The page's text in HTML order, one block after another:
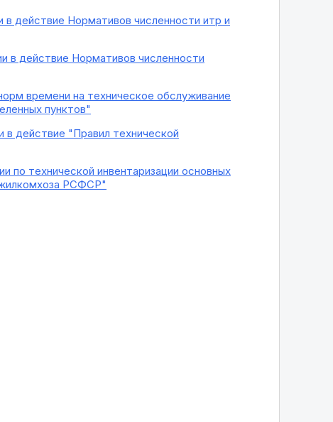
действие Нормативов численности итр и
в действие Нормативов численности
времени на техническое обслуживание
пунктов"
действие "Правил технической
технической инвентаризации основных
РСФСР"